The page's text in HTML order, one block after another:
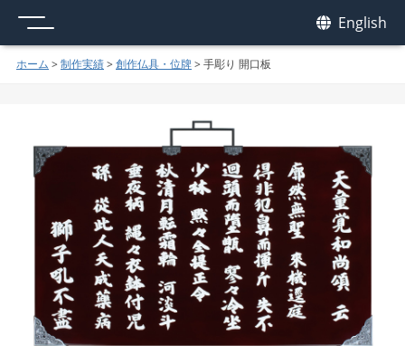
English
ホーム > 制作実績> 創作仏具・位牌> 手彫り 開口板